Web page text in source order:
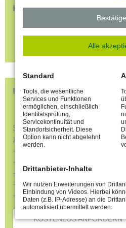
KINDERERLEBNIS
Kinderfreundliche
Kinder-Ausflugsziele
Kinder-Erlebnisprogramme
Infomaterial anfordern
Stellen Sie sich hier Ihr
zusammen. Wir schicken es
-Unterkünfte
-Wanderführer
-Ausflugsziele
-Radkarte
-u.v.m
KOSTENLOS ANFORDERN
Alle
Standard
Tools, die wesentliche
Services und Funktionen
ermöglichen, einschließlich
Identitätsprüfung,
Servicekontinuität und
Standortsicherheit. Diese
Option kann nicht abgelehnt
werden.
Drittanbieter-Inhalte
Wir nutzen Erweiterungen von
Einbindung von Videos. Hierbei
Daten (z.B. IP-Adresse) an die
automatisiert übermittelt werden.